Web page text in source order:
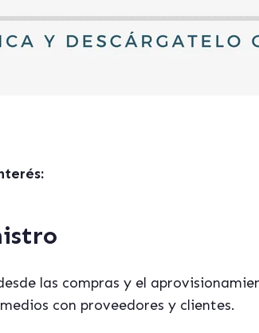
las compras y el
con proveedores y clientes.